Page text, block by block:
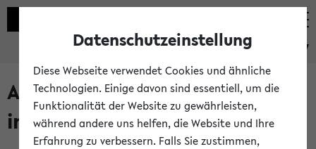
eKVV
Alle veröffentlichten Semester
im eKVV
Datenschutzeinstellung
Diese Webseite verwendet Cookies und ähnliche
Technologien. Einige davon sind essentiell, um die
Funktionalität der Website zu gewährleisten,
während andere uns helfen, die Website und Ihre
Erfahrung zu verbessern. Falls Sie zustimmen,